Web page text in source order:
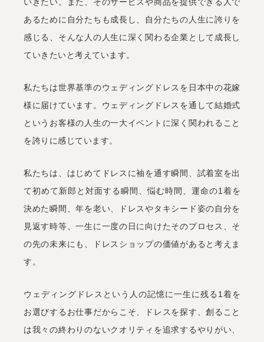
いきたい。また、そのサービスや商品を提供できる人で
あるために自分たちも成長し、自分たちの人生に誇りを
感じる、そんな人の人生に深く関わる企業として成長し
ていきたいと考えています。
私たちは世界基準のウェディングドレスを日本中の花嫁
様に届けています。ウェディングドレスを通して結婚式
というお客様の人生の一大イベントに深く関われること
を誇りに感じています。
私たちは、はじめてドレスに袖を通す瞬間、試着室を出
て初めて新郎と対面する瞬間、悩む時間、運命の1着を
決めた瞬間、年を老い、ドレスやタキシード姿の自分を
見返す時等、一生に一度の日に向けたそのプロセス、そ
の先の未来にも、ドレスショップの価値があると考えま
す。
ウェディングドレスという人の記憶に一生に残る1着を
お選びするお仕事だからこそ、ドレスを探す、創ること
は我々の終わりのないクオリティを追求するやりがい、